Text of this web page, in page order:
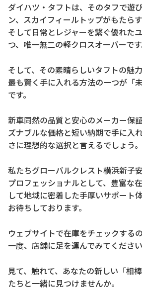
ダイハツ・タフトは、そのタフで遊
ン、スカイフィールトップがもたら
そして日常とレジャーを繋ぐ優れた
つ、唯一無二の軽クロスオーバーです
そして、その素晴らしいタフトの魅
最も賢く手に入れる方法の一つが「
です。
新車同然の品質と安心のメーカー保
ズナブルな価格と短い納期で手に入
さに理想的な選択と言えるでしょう。
私たちグローバルクレスト横浜新子
プロフェッショナルとして、豊富な
して地域に密着した手厚いサポート
お待ちしております。
ウェブサイトで在庫をチェックする
一度、店舗に足を運んでみてください
見て、触れて、あなたの新しい「相
たちと一緒に見つけませんか。